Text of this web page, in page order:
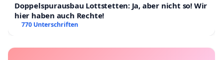
Doppelspurausbau Lottstetten: Ja, aber nicht so! Wir
hier haben auch Rechte!
770 Unterschriften